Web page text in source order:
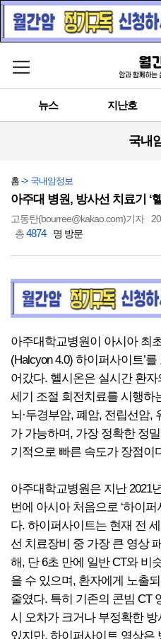
메뉴 열기
뉴스 지난호
국내
홈 -> 국내암정보
아주대 병원, 방사선 치료기 ‘
고동탄(bourree@kakao.com)기자
총4874 명 방문
아주대학교병원이 아시아 최
(Halcyon 4.0) 하이퍼사이트’
어갔다. 헬시온은 실시간 환
세기 조절 회전치료를 시행하
뇌·두경부암, 폐암, 전립선암,
가 가능하며, 가장 정확한 정
기적으로 빠른 속도가 장점이
아주대학교병원은 지난 2021
번에 아시아 처음으로 ‘하이
다. 하이퍼사이트는 현재 전
선 치료장비 중 가장 큰 영상
해, 단 6초 만에 일반 CT와 비
을 수 있으며, 환자에게 노출
줄였다. 특히 기존의 콘빔 CT
시 오차가 크거나 부정확한
있지만, 하이퍼사이트 영상은